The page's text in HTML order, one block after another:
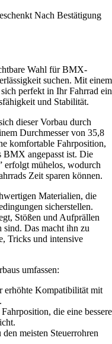
Nach Bestätigung
Wahl für BMX-
suchen. Mit einem
perfekt in Ihr Fahrrad ein
und Stabilität.
dieser Vorbau durch
Durchmesser von 35,8
komfortable Fahrposition,
BMX angepasst ist. Die
erfolgt mühelos, wodurch
Zeit sparen können.
Materialien, die
sicherstellen.
Stößen und Aufprällen
Das macht ihn zu
Tricks und intensive
umfassen:
erhöhte Kompatibilität mit
die eine bessere
den meisten Steuerrohren